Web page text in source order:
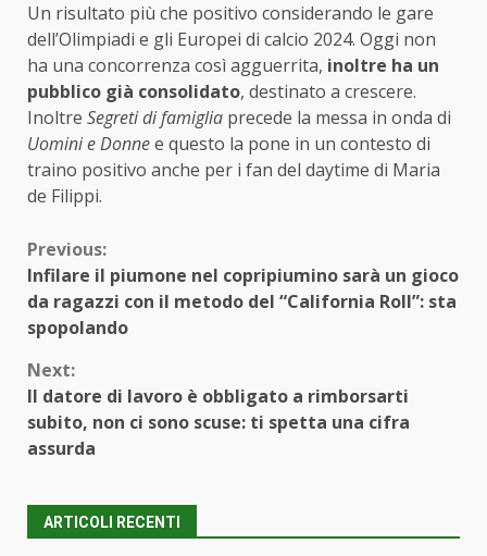
Un risultato più che positivo considerando le gare
dell’Olimpiadi e gli Europei di calcio 2024. Oggi non
ha una concorrenza così agguerrita, inoltre ha un
pubblico già consolidato, destinato a crescere.
Inoltre Segreti di famiglia precede la messa in onda di
Uomini e Donnee questo la pone in un contesto di
traino positivo anche per i fan del daytime di Maria
de Filippi.
Continue
Reading
Previous:
Infilare il piumone nel copripiumino sarà un gioco
da ragazzi con il metodo del “California Roll”: sta
spopolando
Next:
Il datore di lavoro è obbligato a rimborsarti
subito, non ci sono scuse: ti spetta una cifra
assurda
ARTICOLI RECENTI